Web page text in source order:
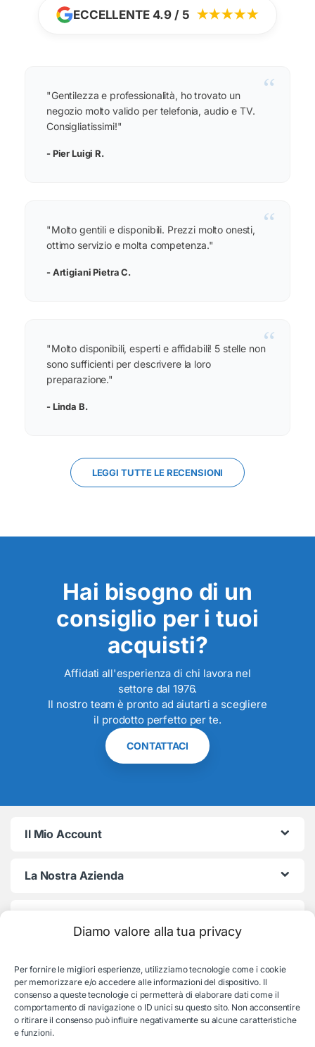
Diamo valore alla tua privacy
Per fornire le migliori esperienze, utilizziamo tecnologie come i cookie
per memorizzare e/o accedere alle informazioni del dispositivo. Il
consenso a queste tecnologie ci permetterà di elaborare dati come il
comportamento di navigazione o ID unici su questo sito. Non acconsentire
o ritirare il consenso può influire negativamente su alcune caratteristiche
e funzioni.
ECCELLENTE 4.9 / 5 ★★★★★
“
"Gentilezza e professionalità, ho trovato un
negozio molto valido per telefonia, audio e TV.
Consigliatissimi!"
- Pier Luigi R.
“
"Molto gentili e disponibili. Prezzi molto onesti,
ottimo servizio e molta competenza."
- Artigiani Pietra C.
“
"Molto disponibili, esperti e affidabili! 5 stelle non
sono sufficienti per descrivere la loro
preparazione."
- Linda B.
LEGGI TUTTE LE RECENSIONI
Hai bisogno di un
consiglio per i tuoi
acquisti?
Affidati all'esperienza di chi lavora nel
settore dal 1976.
Il nostro team è pronto ad aiutarti a scegliere
il prodotto perfetto per te.
CONTATTACI
Il Mio Account
La Nostra Azienda